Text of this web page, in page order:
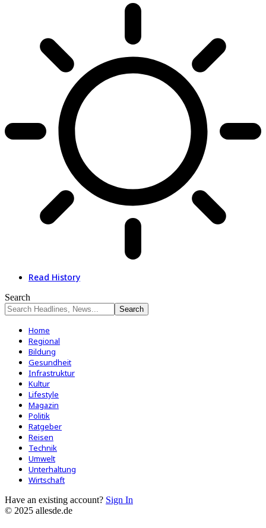
Read History
Search
Home
Regional
Bildung
Gesundheit
Infrastruktur
Kultur
Lifestyle
Magazin
Politik
Ratgeber
Reisen
Technik
Umwelt
Unterhaltung
Wirtschaft
Have an existing account? Sign In
© 2025 allesde.de